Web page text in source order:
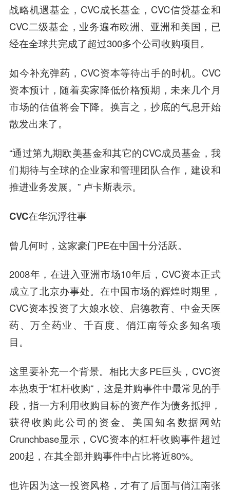
战略机遇基金，CVC成长基金，CVC信贷基金和
CVC二级基金，业务遍布欧洲、亚洲和美国，已
经在全球共完成了超过300多个公司收购项目。
如今补充弹药，CVC资本等待出手的时机。CVC
资本预计，随着卖家降低价格预期，未来几个月
市场的估值将会下降。换言之，抄底的气息开始
散发出来了。
“通过第九期欧美基金和其它的CVC成员基金，我
们期待与全球的企业家和管理团队合作，建设和
推进业务发展。” 卢卡斯表示。
CVC在华沉浮往事
曾几何时，这家豪门PE在中国十分活跃。
2008年，在进入亚洲市场10年后，CVC资本正式
成立了北京办事处。在中国市场的辉煌时期里，
CVC资本投资了大娘水饺、启德教育、中金天医
药、万全药业、千百度、俏江南等众多知名项
目。
这里要补充一个背景。相比大多PE巨头，CVC资
本热衷于“杠杆收购“，这是并购事件中最常见的手
段，指一方利用收购目标的资产作为债务抵押，
获得收购此公司的资金。美国知名数据网站
Crunchbase显示，CVC资本的杠杆收购事件超过
200起，在其全部并购事件中占比将近80%。
也许因为这一投资风格，才有了后面与俏江南张